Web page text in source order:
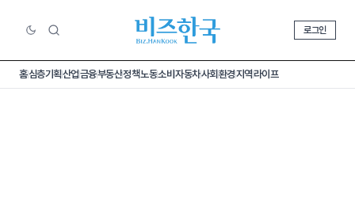
로그인
홈심층기획산업금융부동산정책노동소비 자동차사회환경지역라이프